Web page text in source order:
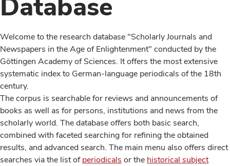
Welcome to the research database "Scholarly Journals and
Newspapers in the Age of Enlightenment" conducted by the
Göttingen Academy of Sciences. It offers the most extensive
systematic index to German-language periodicals of the 18th
century.
The corpus is searchable for reviews and announcements of
books as well as for persons, institutions and news from the
scholarly world. The database offers both basic search,
combined with faceted searching for refining the obtained
results, and advanced search. The main menu also offers direct
searches via the list ofperiodicals or the historical subject